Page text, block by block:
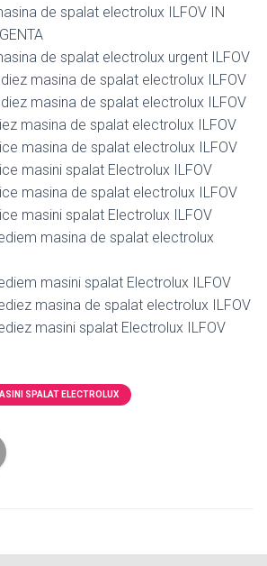
de spalat electrolux ILFOV IN
de spalat electrolux urgent ILFOV
masina de spalat electrolux ILFOV
masina de spalat electrolux ILFOV
masina de spalat electrolux ILFOV
masina de spalat electrolux ILFOV
masini spalat Electrolux ILFOV
masina de spalat electrolux ILFOV
masini spalat Electrolux ILFOV
masina de spalat electrolux
masini spalat Electrolux ILFOV
masina de spalat electrolux ILFOV
masini spalat Electrolux ILFOV
SPALAT ELECTROLUX